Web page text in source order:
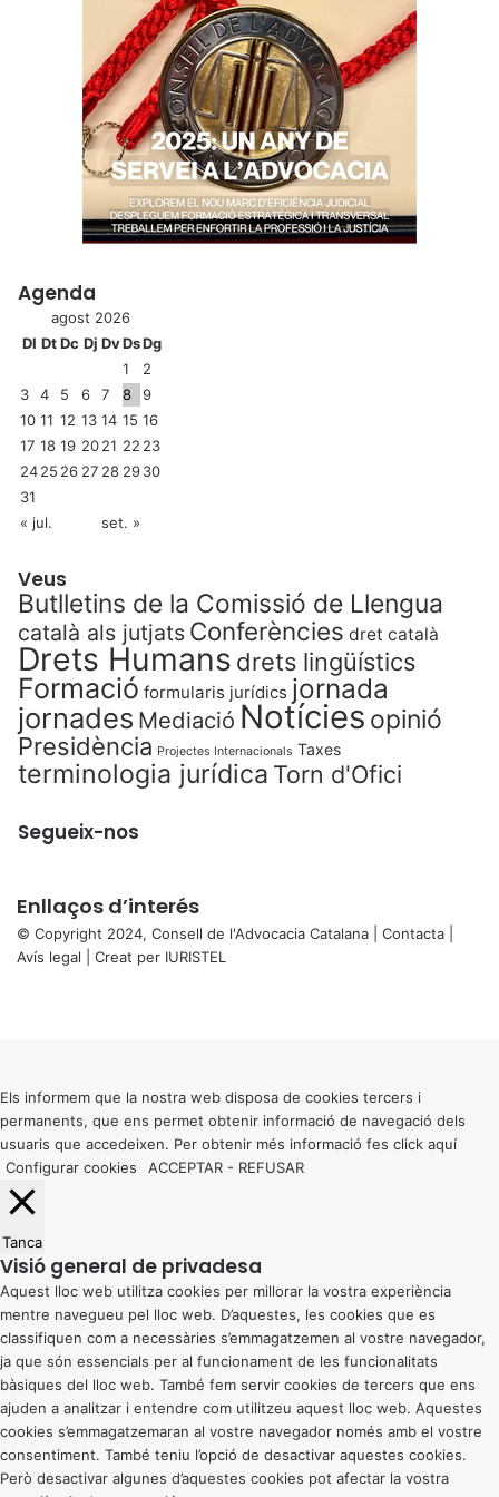
Agenda
agost 2026
Dl DtDc Dj DvDsDg
1
2
3
4 5 6 7 8
9
10 11 12 13 14 15 16
17 18 19 2021 22 23
2425 26 27 28 2930
31
« jul.
set. »
Veus
Butlletins de la Comissió de Llengua
català als jutjats Conferències dret català
Drets Humans drets lingüístics
Formació formularis jurídics jornada
jornades Mediació Notícies opinió
Presidència Projectes Internacionals Taxes
terminologia jurídica Torn d'Ofici
Segueix-nos
Enllaços d’interés
© Copyright 2024, Consell de l'Advocacia Catalana | Contacta
Avís legal | Creat per IURISTEL
button
Els informem que la nostra web disposa de cookies tercers i
permanents, que ens permet obtenir informació de navegació dels
usuaris que accedeixen. Per obtenir més informació fes click aquí
Configurar cookies
ACCEPTAR - REFUSAR
Tanca
Visió general de privadesa
Aquest lloc web utilitza cookies per millorar la vostra experiència
mentre navegueu pel lloc web. D’aquestes, les cookies que es
classifiquen com a necessàries s’emmagatzemen al vostre navegador,
ja que són essencials per al funcionament de les funcionalitats
bàsiques del lloc web. També fem servir cookies de tercers que ens
ajuden a analitzar i entendre com utilitzeu aquest lloc web. Aquestes
cookies s’emmagatzemaran al vostre navegador només amb el vostre
consentiment. També teniu l’opció de desactivar aquestes cookies.
Però desactivar algunes d’aquestes cookies pot afectar la vostra